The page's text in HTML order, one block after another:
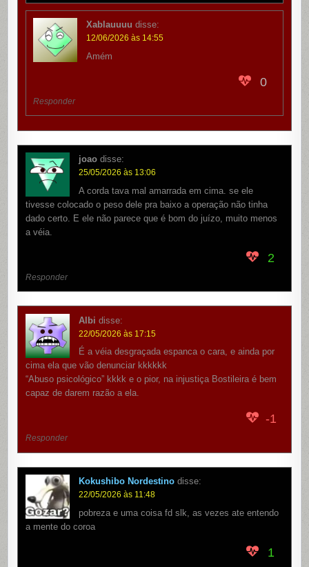
Xablauuuu disse:
12/06/2026 às 14:55
Amém
0
Responder
joao disse:
25/05/2026 às 13:06
A corda tava mal amarrada em cima. se ele
tivesse colocado o peso dele pra baixo a operação não tinha
dado certo. E ele não parece que é bom do juízo, muito menos
a véia.
2
Responder
Albi disse:
22/05/2026 às 17:15
É a véia desgraçada espanca o cara, e ainda por
cima ela que vão denunciar kkkkkk
“Abuso psicológico” kkkk e o pior, na injustiça Bostileira é bem
capaz de darem razão a ela.
-1
Responder
Kokushibo Nordestino disse:
22/05/2026 às 11:48
pobreza e uma coisa fd slk, as vezes ate entendo
a mente do coroa
1